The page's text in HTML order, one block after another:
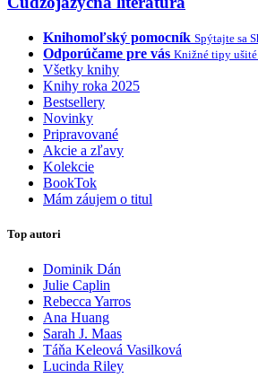
Knihomoľský pomocník Spýtajte sa
Odporúčame pre vás Knižné tipy
Všetky knihy
Knihy roka 2025
Bestsellery
Novinky
Pripravované
Akcie a zľavy
Kolekcie
BookTok
Mám záujem o titul
Top autori
Dominik Dán
Julie Caplin
Rebecca Yarros
Ana Huang
Sarah J. Maas
Táňa Keleová Vasilková
Lucinda Riley